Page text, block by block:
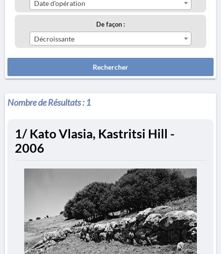
Date d'opération
De façon :
Décroissante
Rechercher
Nombre de Résultats :1
1/ Kato Vlasia, Kastritsi Hill -
2006